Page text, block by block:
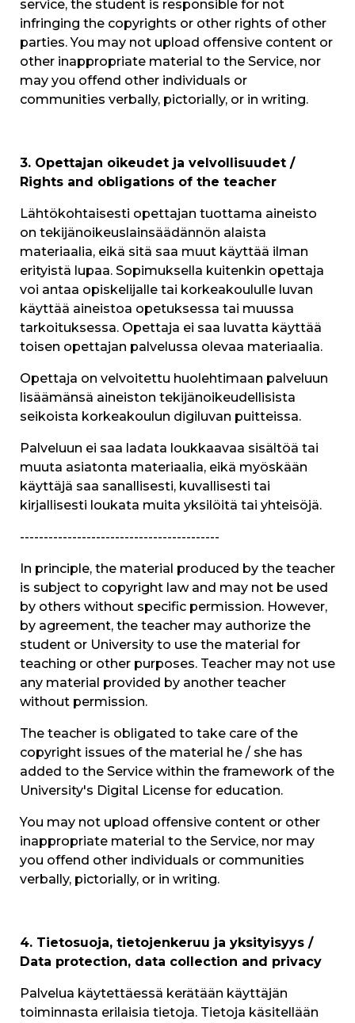
service, the student is responsible for not
infringing the copyrights or other rights of other
parties. You may not upload offensive content or
other inappropriate material to the Service, nor
may you offend other individuals or
communities verbally, pictorially, or in writing.
3. Opettajan oikeudet ja velvollisuudet /
Rights and obligations of the teacher
Lähtökohtaisesti opettajan tuottama aineisto
on tekijänoikeuslainsäädännön alaista
materiaalia, eikä sitä saa muut käyttää ilman
erityistä lupaa. Sopimuksella kuitenkin opettaja
voi antaa opiskelijalle tai korkeakoululle luvan
käyttää aineistoa opetuksessa tai muussa
tarkoituksessa. Opettaja ei saa luvatta käyttää
toisen opettajan palvelussa olevaa materiaalia.
Opettaja on velvoitettu huolehtimaan palveluun
lisäämänsä aineiston tekijänoikeudellisista
seikoista korkeakoulun digiluvan puitteissa.
Palveluun ei saa ladata loukkaavaa sisältöä tai
muuta asiatonta materiaalia, eikä myöskään
käyttäjä saa sanallisesti, kuvallisesti tai
kirjallisesti loukata muita yksilöitä tai yhteisöjä.
------------------------------------------
In principle, the material produced by the teacher
is subject to copyright law and may not be used
by others without specific permission. However,
by agreement, the teacher may authorize the
student or University to use the material for
teaching or other purposes. Teacher may not use
any material provided by another teacher
without permission.
The teacher is obligated to take care of the
copyright issues of the material he / she has
added to the Service within the framework of the
University's Digital License for education.
You may not upload offensive content or other
inappropriate material to the Service, nor may
you offend other individuals or communities
verbally, pictorially, or in writing.
4. Tietosuoja, tietojenkeruu ja yksityisyys /
Data protection, data collection and privacy
Palvelua käytettäessä kerätään käyttäjän
toiminnasta erilaisia tietoja. Tietoja käsitellään